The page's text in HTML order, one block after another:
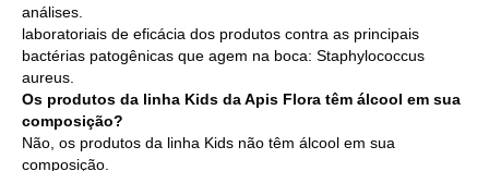
análises.
laboratoriais de eficácia dos produtos contra as principais
bactérias patogênicas que agem na boca: Staphylococcus
aureus.
Os produtos da linha Kids da Apis Flora têm álcool em sua
composição?
Não, os produtos da linha Kids não têm álcool em sua
composição.